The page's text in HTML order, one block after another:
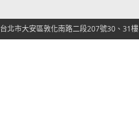
台北市大安區敦化南路二段207號30、31樓